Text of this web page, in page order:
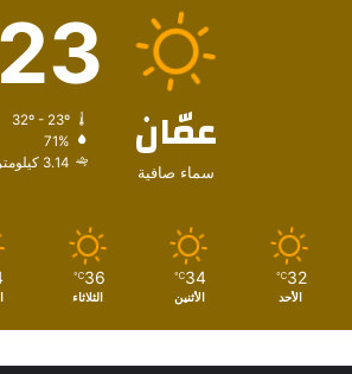
عمّان
سماء صافية
23
32º - 23º
71%
3.14 كيلومتر/ساعة
32
℃
الأحد
34
℃
الأثنين
36
℃
الثلاثاء